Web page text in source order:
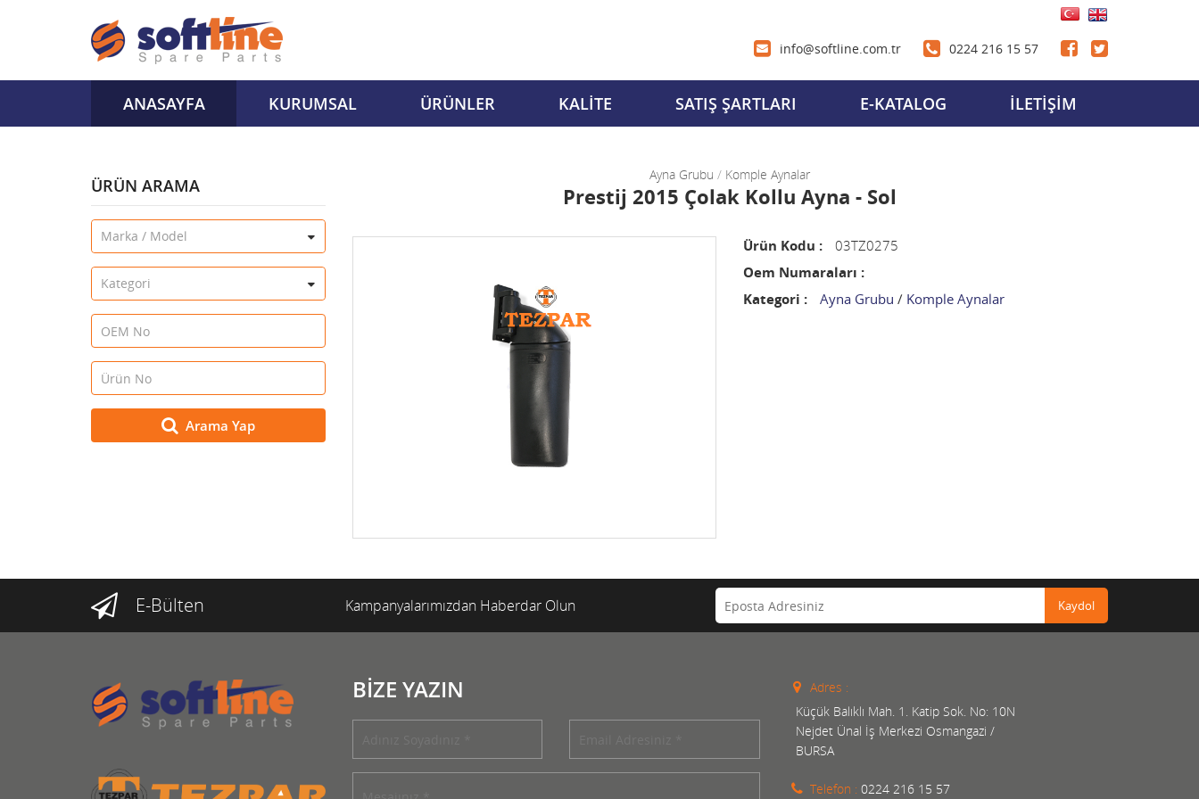
info@softline.com.tr 0224 216 15 57
ANASAYFA KURUMSAL ÜRÜNLER KALİTE SATIŞ ŞARTLARI E-KATALOG İLETİŞİM
ÜRÜN ARAMA
Arama Yap
Ayna Grubu / Komple Aynalar
Prestij 2015 Çolak Kollu Ayna - Sol
Ürün Kodu :
03TZ0275
Oem Numaraları :
Kategori :
Ayna Grubu / Komple Aynalar
E-Bülten Kampanyalarımızdan Haberdar Olun Kaydol
BİZE YAZIN
Adres :
Küçük Balıklı Mah. 1. Katip Sok. No: 10N
Nejdet Ünal İş Merkezi Osmangazi /
BURSA
Telefon : 0224 216 15 57